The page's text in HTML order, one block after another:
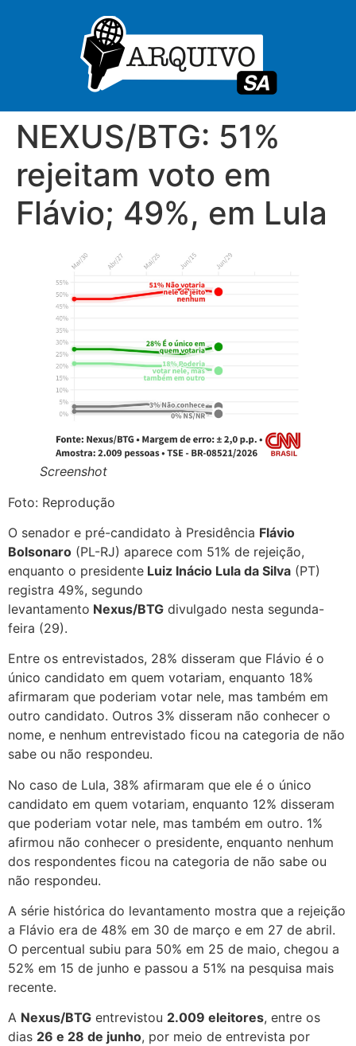
NEXUS/BTG: 51%
rejeitam voto em
Flávio; 49%, em Lula
Screenshot
Foto: Reprodução
O senador e pré-candidato à Presidência Flávio
Bolsonaro (PL-RJ) aparece com 51% de rejeição,
enquanto o presidente Luiz Inácio Lula da Silva (PT)
registra 49%, segundo
levantamento Nexus/BTG divulgado nesta segunda-
feira (29).
Entre os entrevistados, 28% disseram que Flávio é o
único candidato em quem votariam, enquanto 18%
afirmaram que poderiam votar nele, mas também em
outro candidato. Outros 3% disseram não conhecer o
nome, e nenhum entrevistado ficou na categoria de não
sabe ou não respondeu.
No caso de Lula, 38% afirmaram que ele é o único
candidato em quem votariam, enquanto 12% disseram
que poderiam votar nele, mas também em outro. 1%
afirmou não conhecer o presidente, enquanto nenhum
dos respondentes ficou na categoria de não sabe ou
não respondeu.
A série histórica do levantamento mostra que a rejeição
a Flávio era de 48% em 30 de março e em 27 de abril.
O percentual subiu para 50% em 25 de maio, chegou a
52% em 15 de junho e passou a 51% na pesquisa mais
recente.
A Nexus/BTG entrevistou 2.009 eleitores, entre os
dias 26 e 28 de junho, por meio de entrevista por